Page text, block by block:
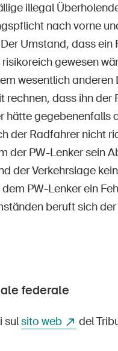
illegal
nach vorne
Umstand, dass ein
gewesen
wesentlich anderen
rechnen, dass ihn der
hätte gegebenenfalls
der Radfahrer nicht
der PW-Lenker sein
der Verkehrslage
PW-Lenker ein
beruft sich der
federale
sulsito web del